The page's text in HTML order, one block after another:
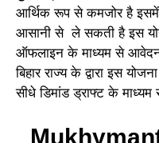
आर्थिक रूप से कमजोर है
आसानी से ले सकती है इस
ऑफलाइन के माध्यम से
बिहार राज्य के द्वारा इस
सीधे डिमांड ड्राफ्ट के माध्यम